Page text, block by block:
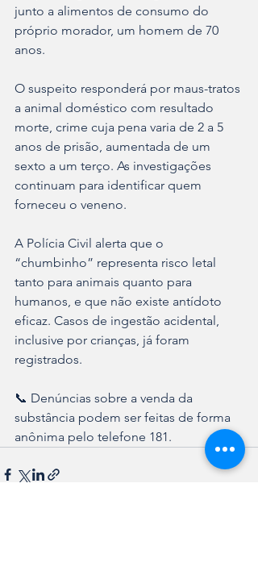
junto a alimentos de consumo do
próprio morador, um homem de 70
anos.
O suspeito responderá por maus-tratos
a animal doméstico com resultado
morte, crime cuja pena varia de 2 a 5
anos de prisão, aumentada de um
sexto a um terço. As investigações
continuam para identificar quem
forneceu o veneno.
A Polícia Civil alerta que o
“chumbinho” representa risco letal
tanto para animais quanto para
humanos, e que não existe antídoto
eficaz. Casos de ingestão acidental,
inclusive por crianças, já foram
registrados.
📞 Denúncias sobre a venda da
substância podem ser feitas de forma
anônima pelo telefone 181.